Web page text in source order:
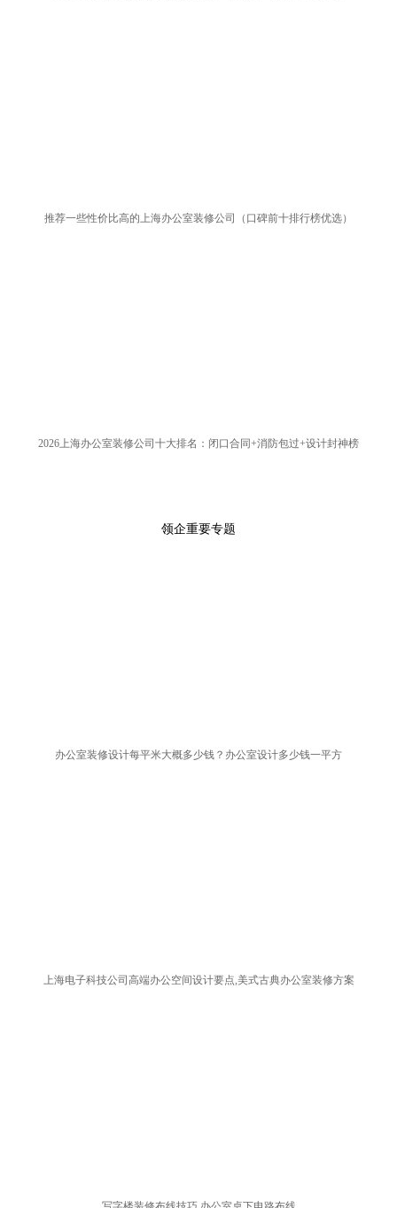
推荐一些性价比高的上海办公室装修公司（口碑前十排行榜优选）
2026上海办公室装修公司十大排名：闭口合同+消防包过+设计封神榜
领企重要专题
办公室装修设计每平米大概多少钱？办公室设计多少钱一平方
上海电子科技公司高端办公空间设计要点,美式古典办公室装修方案